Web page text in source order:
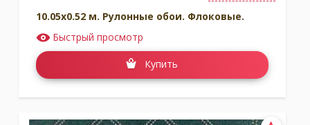
10.05x0.52 м. Рулонные обои. Флоковые.
Быстрый просмотр
Купить